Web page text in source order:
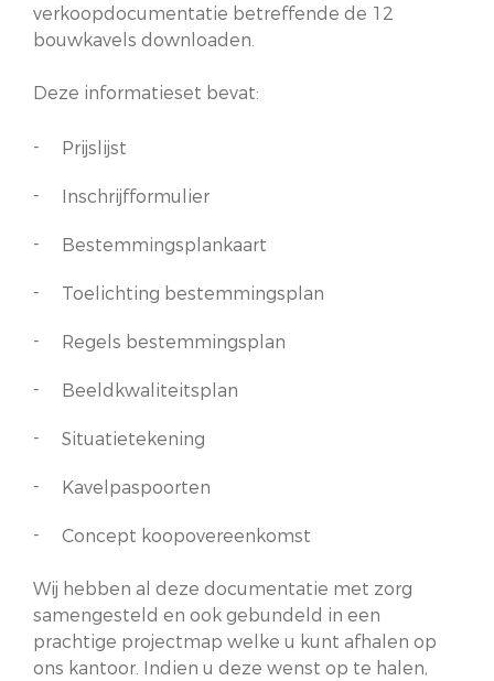
verkoopdocumentatie betreffende de 12
bouwkavels downloaden.
Deze informatieset bevat:
Prijslijst
Inschrijfformulier
Bestemmingsplankaart
Toelichting bestemmingsplan
Regels bestemmingsplan
Beeldkwaliteitsplan
Situatietekening
Kavelpaspoorten
Concept koopovereenkomst
Wij hebben al deze documentatie met zorg
samengesteld en ook gebundeld in een
prachtige projectmap welke u kunt afhalen op
ons kantoor. Indien u deze wenst op te halen,